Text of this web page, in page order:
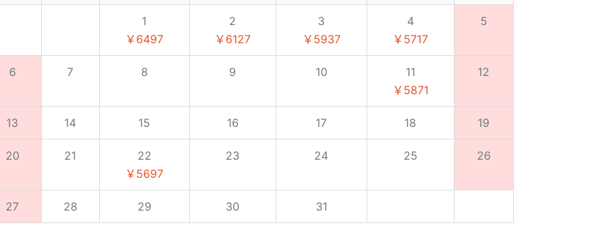
1
￥6497
2
￥6127
3
￥5937
4
￥5717
5
6 7 8 9 10
11
￥5871
12
13 14 15 16 17 18 19
20 21
22
￥5697
23 24 25 26
27 28 29 30 31